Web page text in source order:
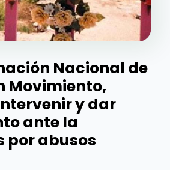
Nacional de
Movimiento,
y dar
ante la
por abusos